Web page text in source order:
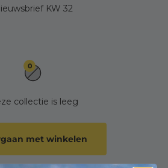
KW 32
0
collectie is leeg
met winkelen